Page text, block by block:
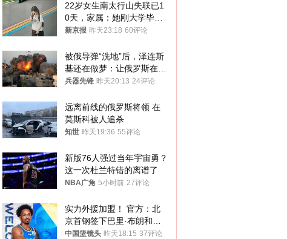
22岁女生南太行山失联已1
0天，家属：她刚大学毕业
想到山里旅行
新京报 昨天23:18 60评论
被俄导弹“洗地”后，泽连斯
基还在做梦：让俄罗斯在冬
季前求和？
兵器先锋 昨天20:13 24评论
远离前线的俄罗斯将领 在
莫斯科被人追杀
知世 昨天19:36 55评论
新版76人强过当年宇宙勇？
这一次杜兰特错的离谱了
NBA广角 5小时前 27评论
实力外援加盟！ 官方：北
京首钢签下巴里·布朗和桑
普森
中国篮镜头 昨天18:15 37评论